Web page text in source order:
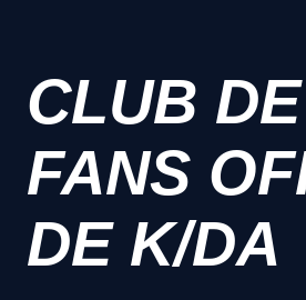
CLUB DE
FANS
DE K/DA